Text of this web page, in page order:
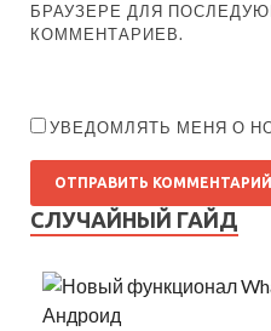
БРАУЗЕРЕ ДЛЯ
КОММЕНТАРИЕВ.
УВЕДОМЛЯТЬ МЕНЯ О
СЛУЧАЙНЫЙ ГАЙД